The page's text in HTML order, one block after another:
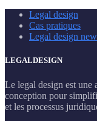
Legal design
Cas pratiques
Legal design
LEGALDESIGN
Le legal design est une
conception pour
et les processus